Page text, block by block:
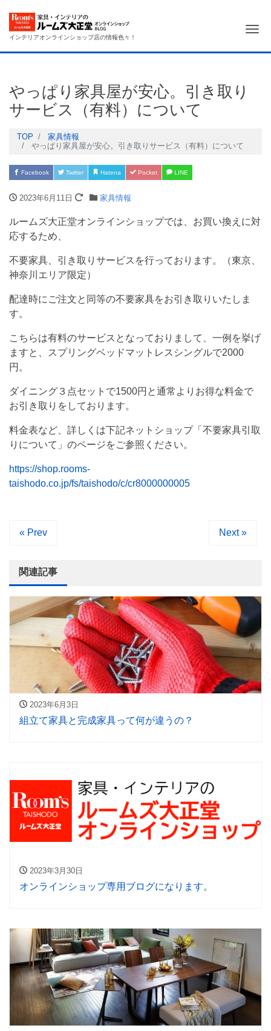
インテリアオンラインショップ店の情報色々！
やっぱり家具屋が安心。引き取り
サービス（有料）について
TOP
家具情報
やっぱり家具屋が安心。引き取りサービス（有料）について
Facebook Twitter Hatena Pocket LINE
2023年6月11日 家具情報
ルームズ大正堂オンラインショップでは、お買い換えに対
応するため、
不要家具、引き取りサービスを行っております。（東京、
神奈川エリア限定）
配達時にご注文と同等の不要家具をお引き取りいたしま
す。
こちらは有料のサービスとなっておりまして、一例を挙げ
ますと、スプリングベッドマットレスシングルで2000
円。
ダイニング３点セットで1500円と通常よりお得な料金で
お引き取りをしております。
料金表など、詳しくは下記ネットショップ「不要家具引取
りについて」のページをご参照ください。
https://shop.rooms-
taishodo.co.jp/fs/taishodo/c/cr8000000005
« Prev Next »
関連記事
2023年6月3日
組立て家具と完成家具って何が違うの？
2023年3月30日
オンラインショップ専用ブログになります。